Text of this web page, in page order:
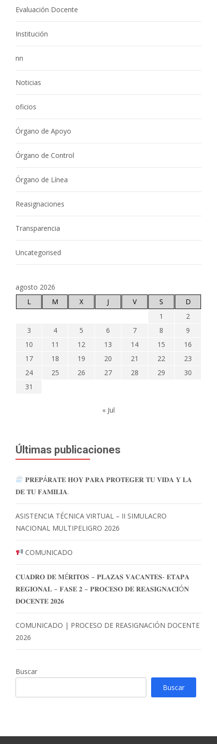
Evaluación Docente
Institución
nn
Noticias
oficios
Órgano de Apoyo
Órgano de Control
Órgano de Línea
Reasignaciones
Transparencia
Uncategorised
agosto 2026
L
M X J V S
D
1
2
3
4 5 6 7 8
9
10
11 12 13 14 15
16
17
18 19 20 21 22
23
24
25 26 27 28 29
30
31
« Jul
Últimas publicaciones
𝐏𝐑𝐄𝐏Á𝐑𝐀𝐓𝐄 𝐇𝐎𝐘 𝐏𝐀𝐑𝐀 𝐏𝐑𝐎𝐓𝐄𝐆𝐄𝐑 𝐓𝐔 𝐕𝐈𝐃𝐀 𝐘 𝐋𝐀
𝐃𝐄 𝐓𝐔 𝐅𝐀𝐌𝐈𝐋𝐈𝐀.
ASISTENCIA TÉCNICA VIRTUAL – II SIMULACRO
NACIONAL MULTIPELIGRO 2026
COMUNICADO
𝐂𝐔𝐀𝐃𝐑𝐎 𝐃𝐄 𝐌É𝐑𝐈𝐓𝐎𝐒 – 𝐏𝐋𝐀𝐙𝐀𝐒 𝐕𝐀𝐂𝐀𝐍𝐓𝐄𝐒- 𝐄𝐓𝐀𝐏𝐀
𝐑𝐄𝐆𝐈𝐎𝐍𝐀𝐋 – 𝐅𝐀𝐒𝐄 𝟐 – 𝐏𝐑𝐎𝐂𝐄𝐒𝐎 𝐃𝐄 𝐑𝐄𝐀𝐒𝐈𝐆𝐍𝐀𝐂𝐈Ó𝐍
𝐃𝐎𝐂𝐄𝐍𝐓𝐄 𝟐𝟎𝟐𝟔
COMUNICADO | PROCESO DE REASIGNACIÓN DOCENTE
2026
Buscar
Buscar